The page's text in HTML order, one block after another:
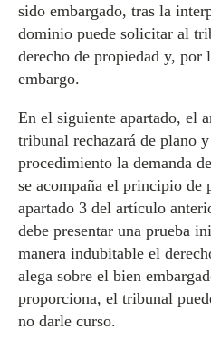
sido embargado, tras la
dominio puede solicitar al
derecho de propiedad y, por
embargo.
En el siguiente apartado, el
tribunal rechazará de plano
procedimiento la demanda
se acompaña el principio de
apartado 3 del artículo
debe presentar una prueba
manera indubitable el
alega sobre el bien
proporciona, el tribunal
no darle curso.